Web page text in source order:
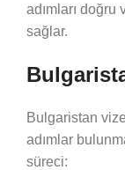
adımları doğru
sağlar.
Bulgaristan
adımlar
süreci: